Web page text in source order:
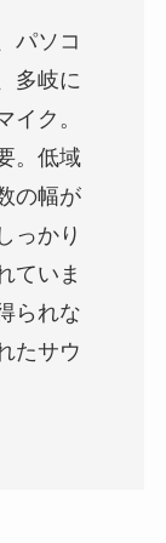
パソコ
多岐に
イク。
。低域
の幅が
っかり
ていま
られな
たサウ